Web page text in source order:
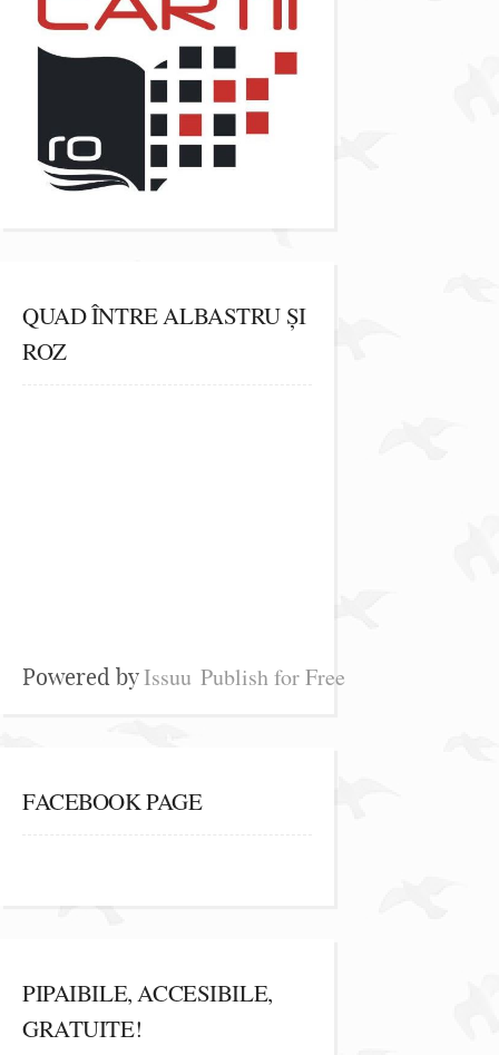
QUAD ÎNTRE ALBASTRU ȘI
ROZ
Powered byIssuu Publish for Free
FACEBOOK PAGE
PIPAIBILE, ACCESIBILE,
GRATUITE!